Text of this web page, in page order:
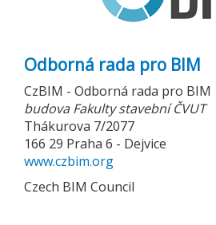
Odborná rada pro BIM
CzBIM - Odborná rada pro BIM
budova Fakulty stavební ČVUT
Thákurova 7/2077
166 29 Praha 6 - Dejvice
www.czbim.org
Czech BIM Council